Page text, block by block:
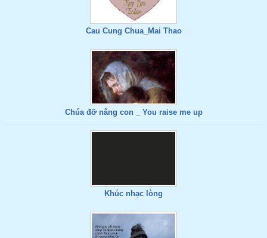
Cau Cung Chua_Mai Thao
Chúa đỡ nâng con _ You raise me up
Khúc nhạc lòng